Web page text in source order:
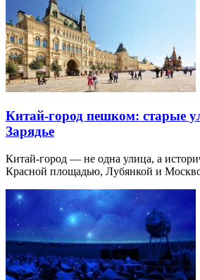
Китай-город пешком: старые
Зарядье
Китай-город — не одна улица, а
Красной площадью, Лубянкой и